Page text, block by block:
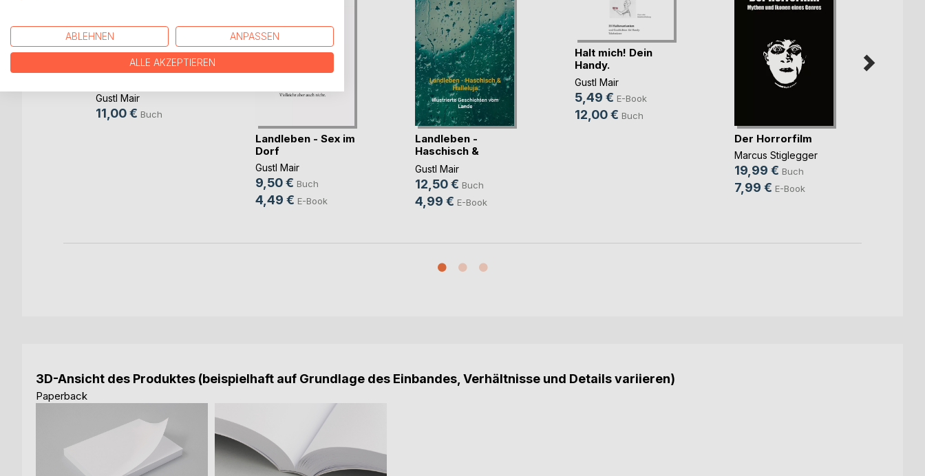
Gustl Mair
11,00 € Buch
Landleben - Sex im
Dorf
Gustl Mair
9,50 € Buch
4,49 € E-Book
Landleben -
Haschisch &
Halleluja
Gustl Mair
12,50 € Buch
4,99 € E-Book
Halt mich! Dein
Handy.
Gustl Mair
5,49 € E-Book
12,00 € Buch
Der Horrorfilm
Marcus Stiglegger
19,99 € Buch
7,99 € E-Book
3D-Ansicht des Produktes (beispielhaft auf Grundlage des Einbandes, Verhältnisse und Details variieren)
Paperback
ABLEHNEN ANPASSEN
ALLE AKZEPTIEREN